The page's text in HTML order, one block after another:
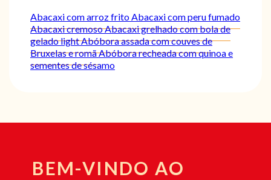
Abacaxi com arroz frito Abacaxi com peru fumado
Abacaxi cremosoAbacaxi grelhado com bola de
gelado lightAbóbora assada com couves de
Bruxelas e romãAbóbora recheada com quinoa e
sementes de sésamo
BEM-VINDO AO